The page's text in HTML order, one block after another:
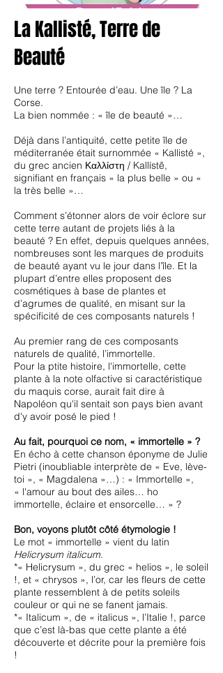
La Kallisté, Terre de
Beauté
Une terre ? Entourée d’eau. Une île ? La
Corse.
La bien nommée : « île de beauté »…
Déjà dans l’antiquité, cette petite île de
méditerranée était surnommée « Kallisté »,
du grec ancien Καλλίστη / Kallístê,
signifiant en français « la plus belle » ou «
la très belle »…
Comment s’étonner alors de voir éclore sur
cette terre autant de projets liés à la
beauté ? En effet, depuis quelques années,
nombreuses sont les marques de produits
de beauté ayant vu le jour dans l’île. Et la
plupart d’entre elles proposent des
cosmétiques à base de plantes et
d’agrumes de qualité, en misant sur la
spécificité de ces composants naturels !
Au premier rang de ces composants
naturels de qualité, l’immortelle.
Pour la ptite histoire, l'immortelle, cette
plante à la note olfactive si caractéristique
du maquis corse, aurait fait dire à
Napoléon qu'il sentait son pays bien avant
d'y avoir posé le pied !
Au fait, pourquoi ce nom, « immortelle » ?
En écho à cette chanson éponyme de Julie
Pietri (inoubliable interprète de « Eve, lève-
toi », « Magdalena »…) : « Immortelle »,
« l'amour au bout des ailes… ho
immortelle, éclaire et ensorcelle… » ?
Bon, voyons plutôt côté étymologie !
Le mot « immortelle » vient du latin
Helicrysum italicum.
*« Helicrysum », du grec « helios », le soleil
!, et « chrysos », l’or, car les fleurs de cette
plante ressemblent à de petits soleils
couleur or qui ne se fanent jamais.
*« Italicum », de « italicus », l’Italie !, parce
que c’est là-bas que cette plante a été
découverte et décrite pour la première fois
!